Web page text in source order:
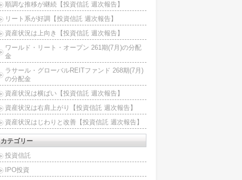
順調な推移が継続【投資信託 週次報告】
リート系が好調【投資信託 週次報告】
資産状況は上向き【投資信託 週次報告】
ワールド・リート・オープン 261期(7月)の分配
金
ラサール・グローバルREITファンド 268期(7月)
の分配金
資産状況は横ばい【投資信託 週次報告】
資産状況は右肩上がり【投資信託 週次報告】
資産状況はじわりと改善【投資信託 週次報告】
カテゴリー
投資信託
IPO投資